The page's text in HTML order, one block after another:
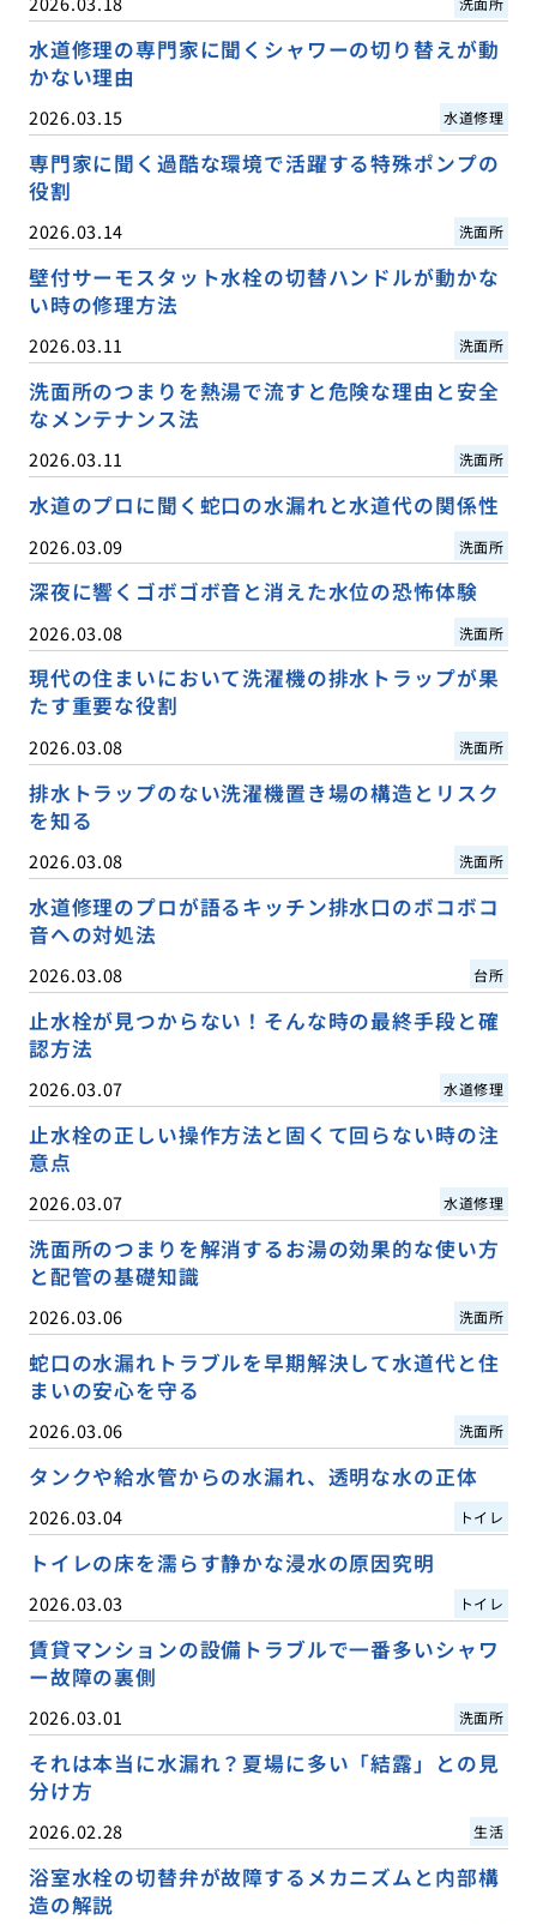
水道修理の専門家に聞くシャワーの切り替えが動
かない理由
2026.03.15 水道修理
専門家に聞く過酷な環境で活躍する特殊ポンプの
役割
2026.03.14 洗面所
壁付サーモスタット水栓の切替ハンドルが動かな
い時の修理方法
2026.03.11 洗面所
洗面所のつまりを熱湯で流すと危険な理由と安全
なメンテナンス法
2026.03.11 洗面所
水道のプロに聞く蛇口の水漏れと水道代の関係性
2026.03.09 洗面所
深夜に響くゴボゴボ音と消えた水位の恐怖体験
2026.03.08 洗面所
現代の住まいにおいて洗濯機の排水トラップが果
たす重要な役割
2026.03.08 洗面所
排水トラップのない洗濯機置き場の構造とリスク
を知る
2026.03.08 洗面所
水道修理のプロが語るキッチン排水口のボコボコ
音への対処法
2026.03.08 台所
止水栓が見つからない！そんな時の最終手段と確
認方法
2026.03.07 水道修理
止水栓の正しい操作方法と固くて回らない時の注
意点
2026.03.07 水道修理
洗面所のつまりを解消するお湯の効果的な使い方
と配管の基礎知識
2026.03.06 洗面所
蛇口の水漏れトラブルを早期解決して水道代と住
まいの安心を守る
2026.03.06 洗面所
タンクや給水管からの水漏れ、透明な水の正体
2026.03.04 トイレ
トイレの床を濡らす静かな浸水の原因究明
2026.03.03 トイレ
賃貸マンションの設備トラブルで一番多いシャワ
ー故障の裏側
2026.03.01 洗面所
それは本当に水漏れ？夏場に多い「結露」との見
分け方
2026.02.28 生活
浴室水栓の切替弁が故障するメカニズムと内部構
造の解説